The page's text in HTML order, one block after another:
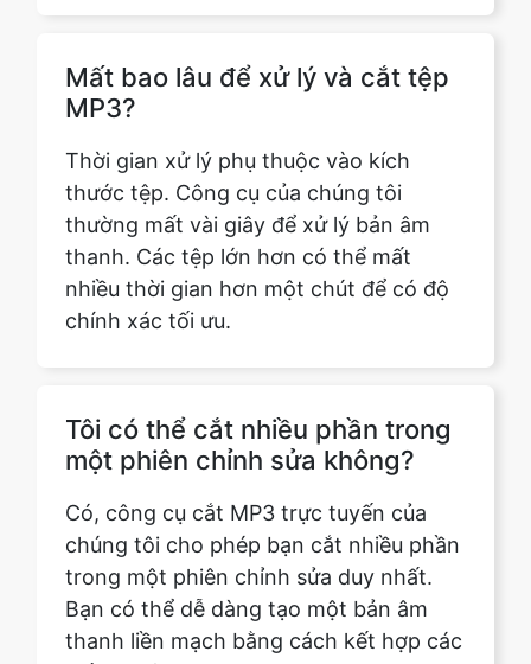
thước tệp. Công cụ của chúng tôi
thường mất vài giây để xử lý bản âm
thanh. Các tệp lớn hơn có thể mất
nhiều thời gian hơn một chút để có độ
chính xác tối ưu.
Tôi có thể cắt nhiều phần trong
chúng tôi cho phép bạn cắt nhiều phần
trong một phiên chỉnh sửa duy nhất.
Bạn có thể dễ dàng tạo một bản âm
thanh liền mạch bằng cách kết hợp các
phần khác nhau.